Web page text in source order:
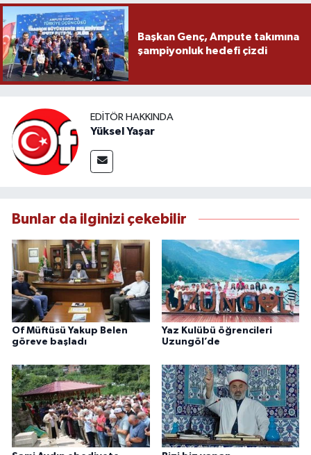
Başkan Genç, Ampute takımına
şampiyonluk hedefi çizdi
EDITÖR HAKKINDA
Yüksel Yaşar
Bunlar da ilginizi çekebilir
Of Müftüsü Yakup Belen
göreve başladı
Yaz Kulübü öğrencileri
Uzungöl’de